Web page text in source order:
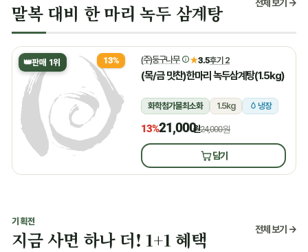
말복 대비 한 마리 녹두 삼계탕 전체 보기 →
👑판매 1위 13% (주)둥구나무 ★3.5후기 2
(목/금 맛찬)한마리 녹두삼계탕(1.5kg)
화학첨가물최소화 1.5kg 냉장
13%21,000원24,000원
담기
기획전
지금 사면 하나 더! 1+1 혜택 전체 보기 →